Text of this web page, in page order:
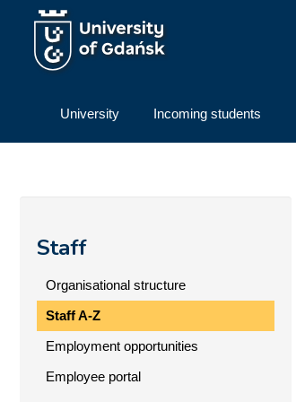
Skip to main content
University Incoming students
Staff
Organisational structure
Staff A-Z
Employment opportunities
Employee portal